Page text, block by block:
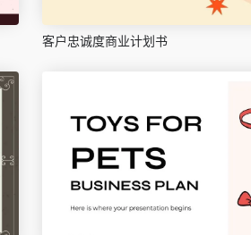
客户忠诚度商业计划书